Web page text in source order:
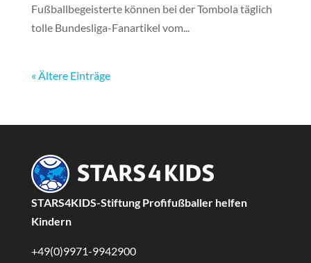
Fußballbegeisterte können bei der Tombola täglich
tolle Bundesliga-Fanartikel vom...
« Ältere Einträge
STARS4KIDS-Stiftung Profifußballer helfen
Kindern
+49(0)9971-9942900